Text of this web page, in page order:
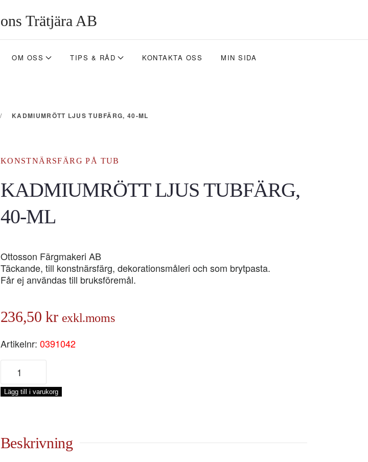
OM OSS TIPS & RÅD KONTAKTA OSS MIN SIDA
KADMIUMRÖTT LJUS TUBFÄRG, 40-ML
KONSTNÄRSFÄRG PÅ TUB
KADMIUMRÖTT LJUS TUBFÄRG,
40-ML
Ottosson Färgmakeri AB
Täckande, till konstnärsfärg, dekorationsmåleri och som brytpasta.
Får ej användas till bruksföremål.
236,50kr exkl.moms
Artikelnr: 0391042
KADMIUMRÖTT
LJUS
TUBFÄRG,
40-
Lägg till i varukorg
Beskrivning